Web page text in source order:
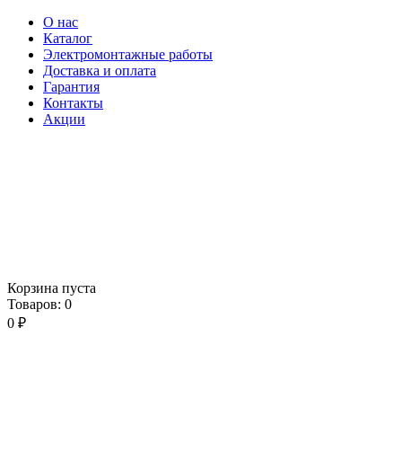
О нас
Каталог
Электромонтажные работы
Доставка и оплата
Гарантия
Контакты
Акции
Корзина пуста
Товаров: 0
0 ₽